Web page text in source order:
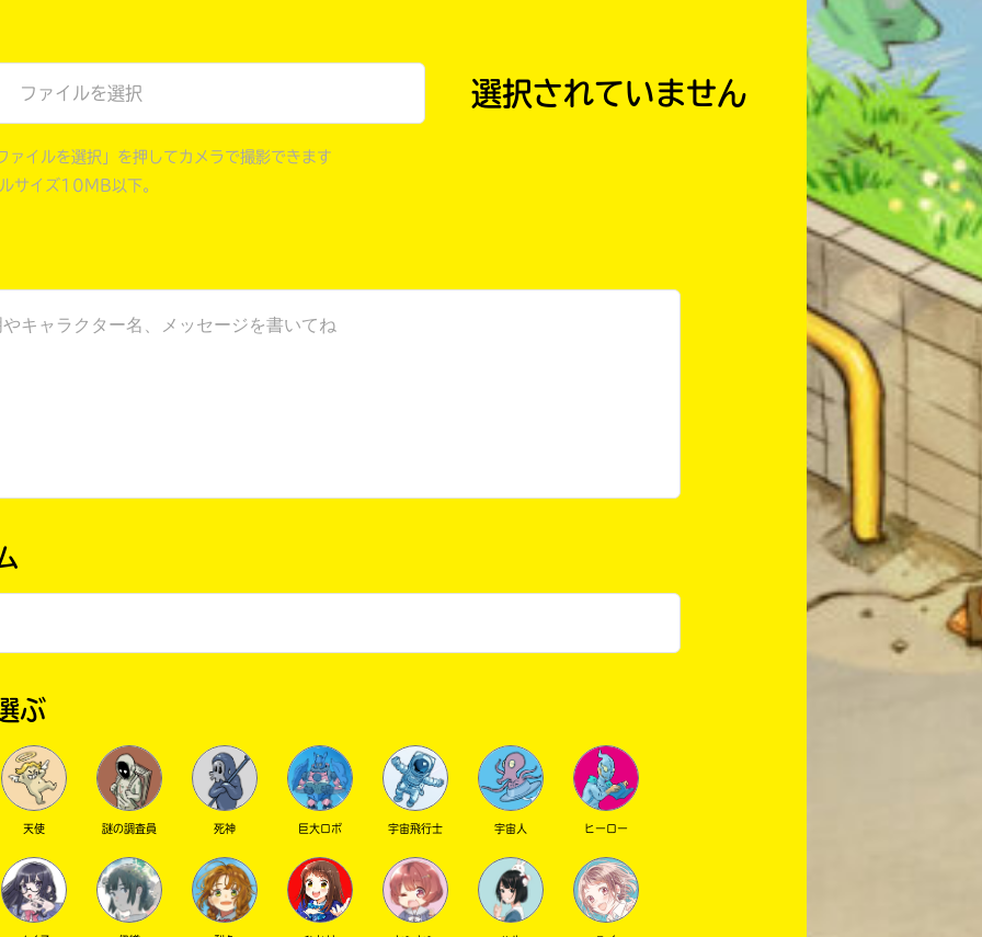
ファイルを選択
イルを選択」を押してカメラで撮影できます
サイズ10MB以下。
ぶ
天使 謎の調査員 死神 巨大ロボ 宇宙飛行士 宇宙人 ヒーロー